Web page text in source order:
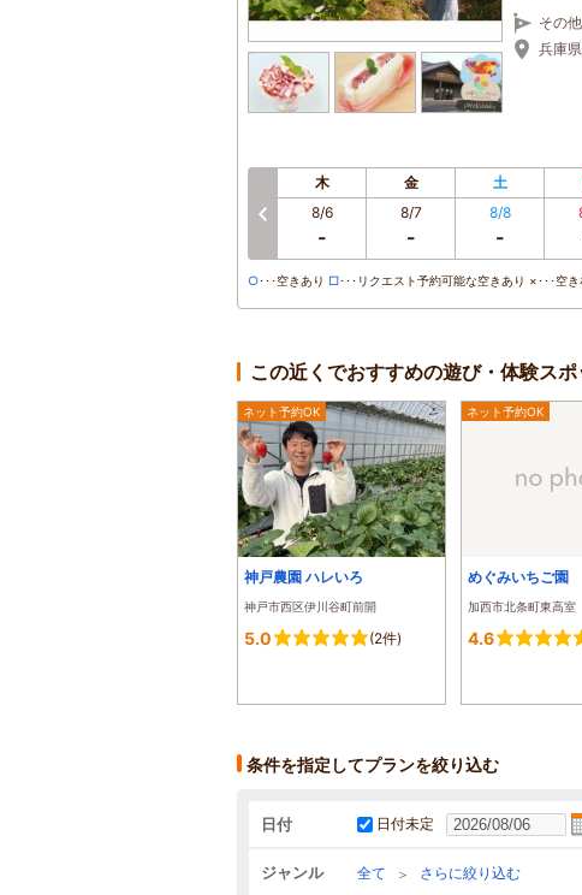
その
兵庫
木 金 土
8/6
-
8/7
-
8/8
-
○･･･空きあり □･･･リクエスト予約可能な空きあり ×･･･空
この近くでおすすめの遊び・体験スポ
ネット予約OK
神戸農園 ハレいろ
神戸市西区伊川谷町前開
5.0 (2件)
ネット予約OK
めぐみいちご園
加西市北条町東高室
4.6
条件を指定してプランを絞り込む
日付 日付未定
ジャンル 全て さらに絞り込む